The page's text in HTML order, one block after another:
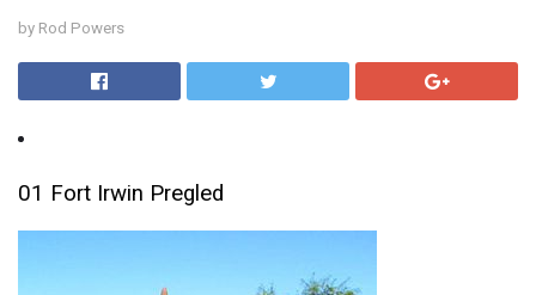
by Rod Powers
01 Fort Irwin Pregled